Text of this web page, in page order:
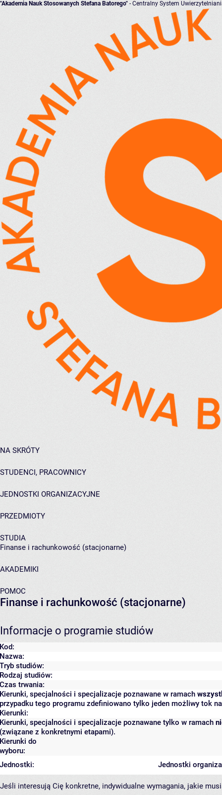
"Akademia Nauk Stosowanych Stefana Batorego" - Centralny System
NA SKRÓTY
STUDENCI, PRACOWNICY
JEDNOSTKI ORGANIZACYJNE
PRZEDMIOTY
STUDIA
Finanse i rachunkowość (stacjonarne)
AKADEMIKI
POMOC
Finanse i rachunkowość (stacjonarne)
Informacje o programie studiów
Kod:
Nazwa:
Tryb studiów:
Rodzaj studiów:
Czas trwania:
Kierunki, specjalności i specjalizacje poznawane w ramach
przypadku tego programu zdefiniowano tylko jeden możliwy tok
Kierunki:
Kierunki, specjalności i specjalizacje poznawane tylko w ramach
(związane z konkretnymi etapami).
Kierunki do
wyboru:
Jednostki
Jednostki:
Jeśli interesują Cię konkretne, indywidualne wymagania, jakie